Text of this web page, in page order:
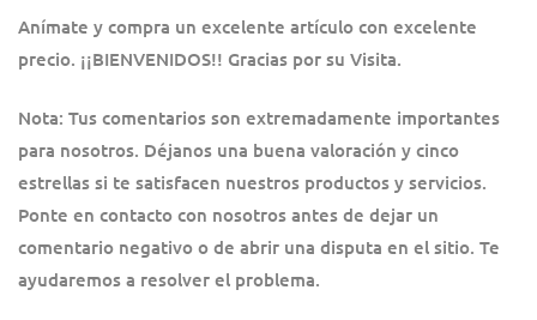
Anímate y compra un excelente artículo con excelente
precio. ¡¡BIENVENIDOS!! Gracias por su Visita.
Nota: Tus comentarios son extremadamente importantes
para nosotros. Déjanos una buena valoración y cinco
estrellas si te satisfacen nuestros productos y servicios.
Ponte en contacto con nosotros antes de dejar un
comentario negativo o de abrir una disputa en el sitio. Te
ayudaremos a resolver el problema.